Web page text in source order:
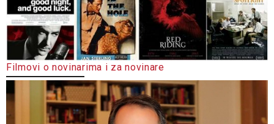
Filmovi o novinarima i za novinare